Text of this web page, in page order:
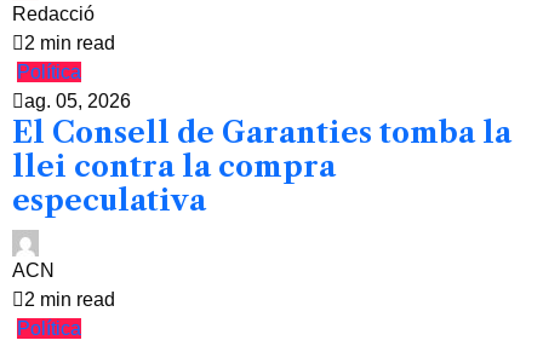
Redacció
2 min read
Política
ag. 05, 2026
El Consell de Garanties tomba la
llei contra la compra
especulativa
ACN
2 min read
Política